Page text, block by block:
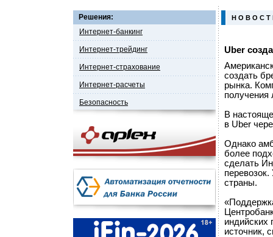
Решения:
Интернет-банкинг
Интернет-трейдинг
Интернет-страхование
Интернет-расчеты
Безопасность
Н О В О С Т
Uber
создать
рынка.
получения
В
в Uber
Однако
более
сделать
страны.
индийских
источник,